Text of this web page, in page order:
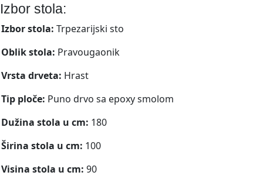
Izbor stola:
Izbor stola: Trpezarijski sto
Oblik stola: Pravougaonik
Vrsta drveta: Hrast
Tip ploče: Puno drvo sa epoxy smolom
Dužina stola u cm: 180
Širina stola u cm: 100
Visina stola u cm: 90